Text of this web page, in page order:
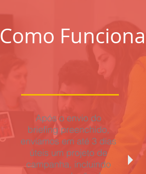
Como Funciona
Após o envio do
briefing preenchido,
enviamos em até 3 dias
úteis um projeto de
campanha, incluindo